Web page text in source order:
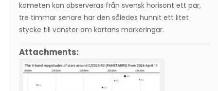
kometen kan observeras från svensk horisont ett par,
tre timmar senare har den således hunnit ett litet
stycke till vänster om kartans markeringar.
Attachments: